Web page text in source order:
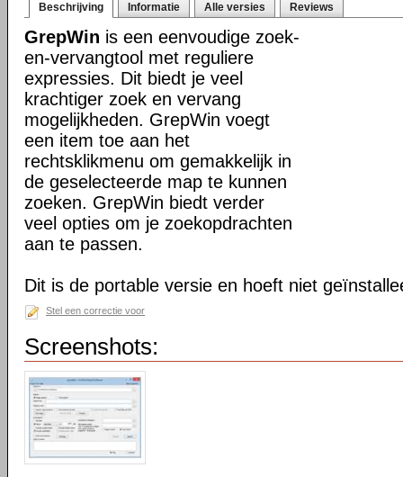
Beschrijving Informatie Alle versies Reviews
GrepWin is een eenvoudige zoek-
en-vervangtool met reguliere
expressies. Dit biedt je veel
krachtiger zoek en vervang
mogelijkheden. GrepWin voegt
een item toe aan het
rechtsklikmenu om gemakkelijk in
de geselecteerde map te kunnen
zoeken. GrepWin biedt verder
veel opties om je zoekopdrachten
aan te passen.
Dit is de portable versie en hoeft niet
Stel een correctie voor
Screenshots: